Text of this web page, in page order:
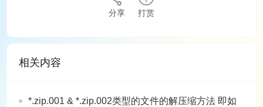
分享 打赏
相关内容
*.zip.001 & *.zip.002类型的文件的解压缩方法 即如